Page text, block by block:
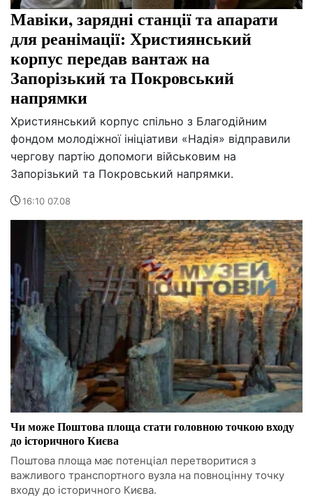
Мавіки, зарядні станції та апарати
для реанімації: Християнський
корпус передав вантаж на
Запорізький та Покровський
напрямки
Християнський корпус спільно з Благодійним
фондом молодіжної ініціативи «Надія» відправили
чергову партію допомоги військовим на
Запорізький та Покровський напрямки.
16:10 07.08
Чи може Поштова площа стати головною точкою входу
до історичного Києва
Поштова площа має потенціал перетворитися з
важливого транспортного вузла на повноцінну точку
входу до історичного Києва.